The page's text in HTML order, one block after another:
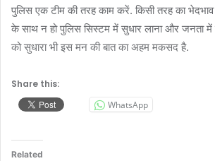
पुलिस एक टीम की तरह काम करें. किसी तरह का
के साथ न हो पुलिस सिस्टम में सुधार लाना और जनता में
को सुधारा भी इस मन की बात का अहम मकसद है.
Share this:
WhatsApp
Related